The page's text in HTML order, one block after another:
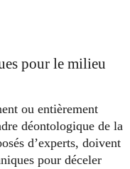
pour le milieu
ou entièrement
déontologique de la
d’experts, doivent
pour déceler